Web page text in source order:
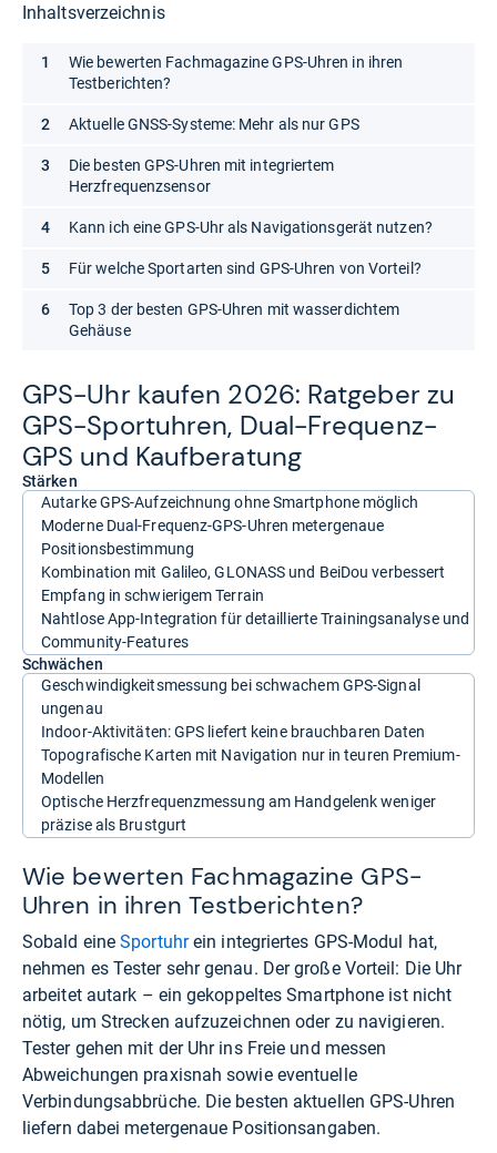
GPS-​Uhr kau­fen 2026: Rat­ge­ber zu
GPS-​Sport­uh­ren, Dual-​Fre­quenz-​
GPS und Kauf­be­ra­tung
Stärken
Autarke GPS-Aufzeichnung ohne Smartphone möglich
Moderne Dual-Frequenz-GPS-Uhren metergenaue
Positionsbestimmung
Kombination mit Galileo, GLONASS und BeiDou verbessert
Empfang in schwierigem Terrain
Nahtlose App-Integration für detaillierte Trainingsanalyse und
Community-Features
Schwächen
Geschwindigkeitsmessung bei schwachem GPS-Signal
ungenau
Indoor-Aktivitäten: GPS liefert keine brauchbaren Daten
Topografische Karten mit Navigation nur in teuren Premium-
Modellen
Optische Herzfrequenzmessung am Handgelenk weniger
präzise als Brustgurt
Wie bewerten Fachmagazine GPS-
Uhren in ihren Testberichten?
Sobald eineSportuhrein integriertes GPS-Modul hat,
nehmen es Tester sehr genau. Der große Vorteil: Die Uhr
arbeitet autark – ein gekoppeltes Smartphone ist nicht
nötig, um Strecken aufzuzeichnen oder zu navigieren.
Tester gehen mit der Uhr ins Freie und messen
Abweichungen praxisnah sowie eventuelle
Verbindungsabbrüche. Die besten aktuellen GPS-Uhren
liefern dabei metergenaue Positionsangaben.
Inhaltsverzeichnis
Wie bewerten Fachmagazine GPS-Uhren in ihren
Testberichten?
Aktuelle GNSS-Systeme: Mehr als nur GPS
Die besten GPS-Uhren mit integriertem
Herzfrequenzsensor
Kann ich eine GPS-Uhr als Navigationsgerät nutzen?
Für welche Sportarten sind GPS-Uhren von Vorteil?
Top 3 der besten GPS-Uhren mit wasserdichtem
Gehäuse